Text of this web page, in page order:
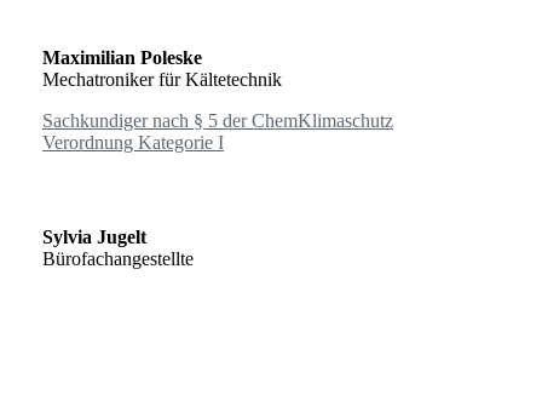
Maximilian Poleske
Mechatroniker für Kältetechnik
Sachkundiger nach § 5 der ChemKlimaschutz
Verordnung Kategorie I
Sylvia Jugelt
Bürofachangestellte